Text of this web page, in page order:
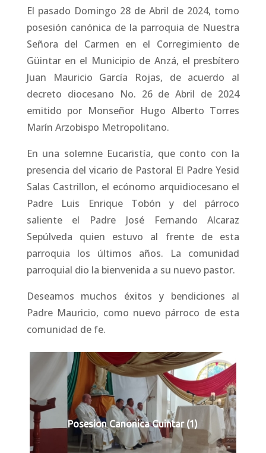
El pasado Domingo 28 de Abril de 2024, tomo
posesión canónica de la parroquia de Nuestra
Señora del Carmen en el Corregimiento de
Güintar en el Municipio de Anzá, el presbítero
Juan Mauricio García Rojas, de acuerdo al
decreto diocesano No. 26 de Abril de 2024
emitido por Monseñor Hugo Alberto Torres
Marín Arzobispo Metropolitano.
En una solemne Eucaristía, que conto con la
presencia del vicario de Pastoral El Padre Yesid
Salas Castrillon, el ecónomo arquidiocesano el
Padre Luis Enrique Tobón y del párroco
saliente el Padre José Fernando Alcaraz
Sepúlveda quien estuvo al frente de esta
parroquia los últimos años. La comunidad
parroquial dio la bienvenida a su nuevo pastor.
Deseamos muchos éxitos y bendiciones al
Padre Mauricio, como nuevo párroco de esta
comunidad de fe.
Posesion Canonica Guintar (1)